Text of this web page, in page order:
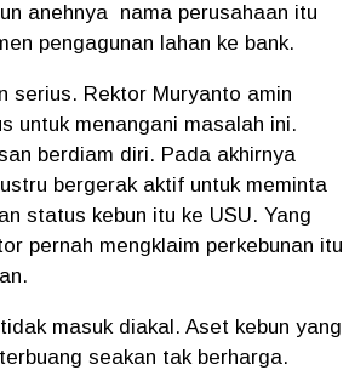
anehnya nama perusahaan itu
pengagunan lahan ke bank.
serius. Rektor Muryanto amin
untuk menangani masalah ini.
berdiam diri. Pada akhirnya
bergerak aktif untuk meminta
status kebun itu ke USU. Yang
pernah mengklaim perkebunan itu
masuk diakal. Aset kebun yang
seakan tak berharga.